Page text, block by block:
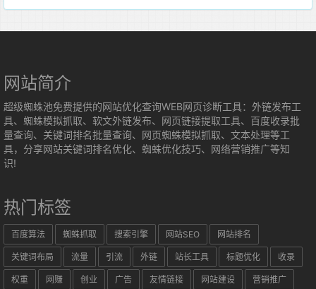
网站简介
超级蜘蛛池免费提供的网站优化查询WEB网页诊断工具：外链发布工
具、蜘蛛模拟抓取、软文外链发布、网页链接提取工具、百度收录批
量查询、关键词排名批量查询、网页蜘蛛模拟抓取、文本处理等工
具，分享网站关键词排名优化、蜘蛛优化技巧、网络营销推广等知
识!
热门标签
百度算法 蜘蛛抓取 搜索引擎 网站SEO 网站排名
关键词布局 流量 引流 外链 站长工具 标题优化 收录
权重 网赚 创业 广告 友情链接 网站建设 营销推广